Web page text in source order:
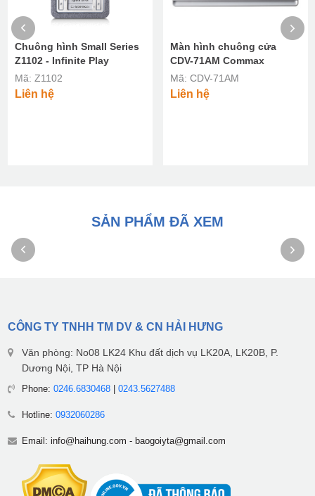
Chuông hình Small Series
Z1102 - Infinite Play
Mã: Z1102
Liên hệ
Màn hình chuông cửa
CDV-71AM Commax
Mã: CDV-71AM
Liên hệ
SẢN PHẨM ĐÃ XEM
CÔNG TY TNHH TM DV & CN HẢI HƯNG
Văn phòng: No08 LK24 Khu đất dịch vụ LK20A, LK20B, P.
Dương Nội, TP Hà Nội
Phone: 0246.6830468| 0243.5627488
Hotline: 0932060286
Email: info@haihung.com - baogoiyta@gmail.com